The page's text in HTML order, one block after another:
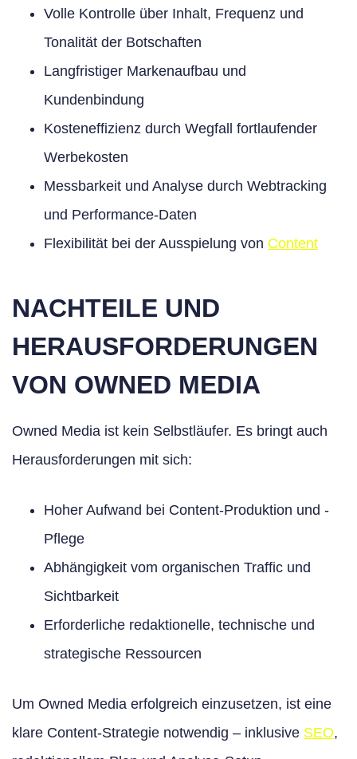
Volle Kontrolle über Inhalt, Frequenz und
Tonalität der Botschaften
Langfristiger Markenaufbau und
Kundenbindung
Kosteneffizienz durch Wegfall fortlaufender
Werbekosten
Messbarkeit und Analyse durch Webtracking
und Performance-Daten
Flexibilität bei der Ausspielung von Content
NACHTEILE UND
HERAUSFORDERUNGEN
VON OWNED MEDIA
Owned Media ist kein Selbstläufer. Es bringt auch
Herausforderungen mit sich:
Hoher Aufwand bei Content-Produktion und -
Pflege
Abhängigkeit vom organischen Traffic und
Sichtbarkeit
Erforderliche redaktionelle, technische und
strategische Ressourcen
Um Owned Media erfolgreich einzusetzen, ist eine
klare Content-Strategie notwendig – inklusive SEO,